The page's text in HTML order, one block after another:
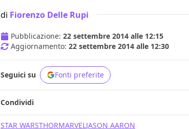
di Fiorenzo Delle Rupi
Pubblicazione: 22 settembre 2014 alle 12:15
Aggiornamento: 22 settembre 2014 alle 12:30
Seguici su Fonti preferite
Condividi
STAR WARSTHORMARVELJASON AARON